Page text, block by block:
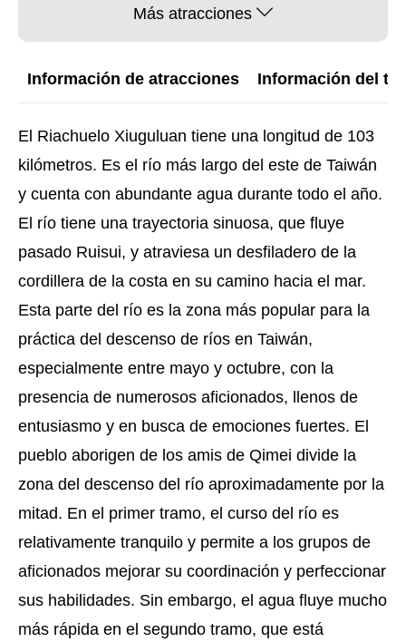
Más atracciones
Información de atracciones Información del
El Riachuelo Xiuguluan tiene una longitud de 103
kilómetros. Es el río más largo del este de Taiwán
y cuenta con abundante agua durante todo el año.
El río tiene una trayectoria sinuosa, que fluye
pasado Ruisui, y atraviesa un desfiladero de la
cordillera de la costa en su camino hacia el mar.
Esta parte del río es la zona más popular para la
práctica del descenso de ríos en Taiwán,
especialmente entre mayo y octubre, con la
presencia de numerosos aficionados, llenos de
entusiasmo y en busca de emociones fuertes. El
pueblo aborigen de los amis de Qimei divide la
zona del descenso del río aproximadamente por la
mitad. En el primer tramo, el curso del río es
relativamente tranquilo y permite a los grupos de
aficionados mejorar su coordinación y perfeccionar
sus habilidades. Sin embargo, el agua fluye mucho
más rápida en el segundo tramo, que está